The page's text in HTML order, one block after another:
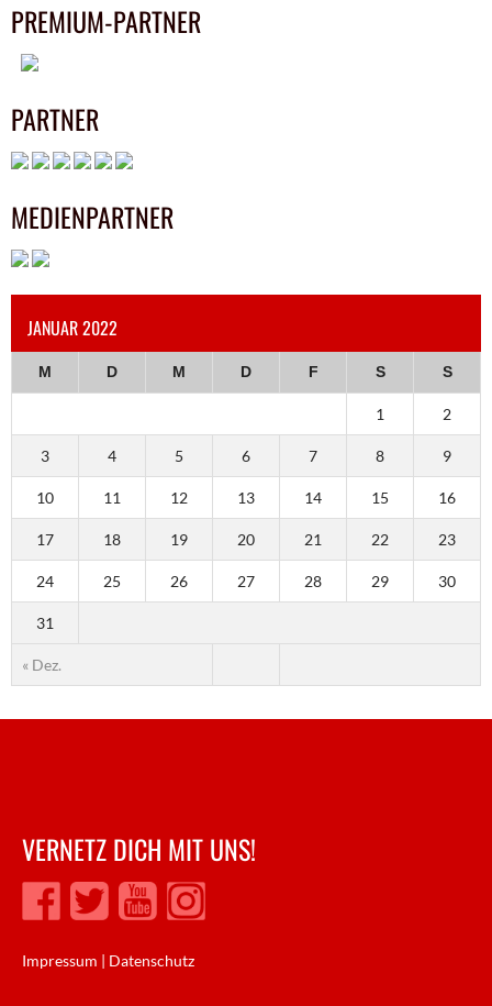
PREMIUM-PARTNER
PARTNER
MEDIENPARTNER
JANUAR 2022
M D M D F S S
« Dez.
1 2
3 4 5 6 7 8 9
10 11 12 13 14 15 16
17 18 19 20 21 22 23
24 25 26 27 28 29 30
31
VERNETZ DICH MIT UNS!
Impressum | Datenschutz